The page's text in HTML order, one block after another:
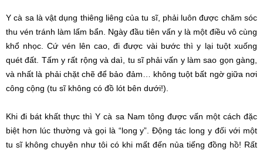
Y cà sa là vật dụng thiêng liêng của tu sĩ, phải luôn được chăm sóc
thu vén tránh làm lấm bẩn. Ngày đầu tiên vấn y là một điều vô cùng
khổ nhọc. Cứ vén lên cao, đi được vài bước thì y lại tuột xuống
quét đất. Tấm y rất rộng và daì, tu sĩ phải vấn y làm sao gọn gàng,
và nhất là phải chặt chẽ để bảo đảm… không tuột bất ngờ giữa nơi
công cộng (tu sĩ không có đồ lót bên dưới!).
Khi đi bát khất thực thì Y cà sa Nam tông được vấn một cách đặc
biệt hơn lúc thường và gọi là “long y”. Động tác long y đối với một
tu sĩ không chuyên như tôi có khi mất đến nủa tiếng đồng hồ! Rất